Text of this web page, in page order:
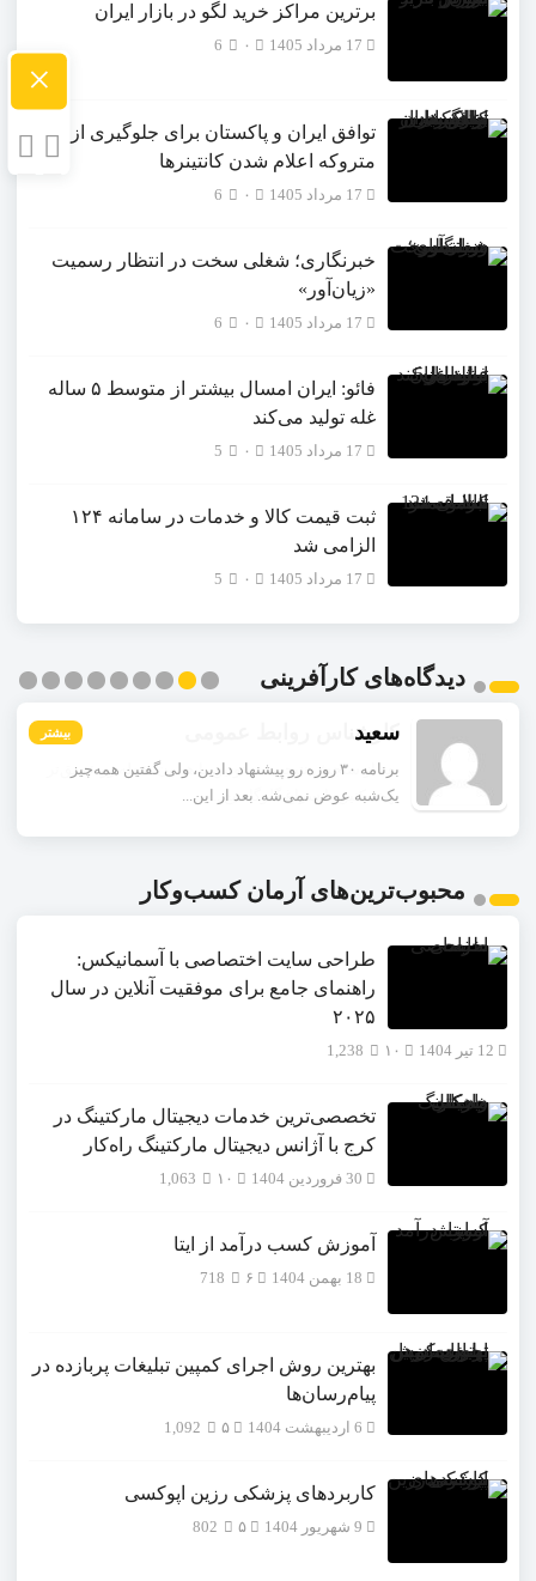
برترین مراکز خرید لگو در بازار ایران
17 مرداد 1405 6
توافق ایران و پاکستان برای جلوگیری از
متروکه اعلام شدن کانتینرها
17 مرداد 1405 6
خبرنگاری؛ شغلی سخت در انتظار رسمیت
«زیان‌آور»
17 مرداد 1405 6
فائو: ایران امسال بیشتر از متوسط ۵ ساله
غله تولید می‌کند
17 مرداد 1405 5
ثبت قیمت کالا و خدمات در سامانه ۱۲۴
الزامی شد
17 مرداد 1405 5
دیدگاه‌های کارآفرینی
بیشتر سعید بیشتر
برنامه ۳۰ روزه رو پیشنهاد دادین، ولی گفتین همه‌چیز
یک‌شبه عوض نمی‌شه. بعد از این...
بیشتر
بیشتر
بیشتر
بیشتر
بیشتر
بیشتر
بیشتر
محبوب‌ترین‌های آرمان کسب‌وکار
طراحی سایت اختصاصی با آسمانیکس:
راهنمای جامع برای موفقیت آنلاین در سال
۲۰۲۵
12 تیر 1404 1,238
تخصصی‌ترین خدمات دیجیتال مارکتینگ در
کرج با آژانس دیجیتال مارکتینگ راه‌کار
30 فروردین 1404 1,063
آموزش کسب درآمد از ایتا
18 بهمن 1404 718
بهترین روش اجرای کمپین تبلیغات پربازده در
پیام‌رسان‌ها
6 اردیبهشت 1404 1,092
کاربردهای پزشکی رزین اپوکسی
9 شهریور 1404 802
×